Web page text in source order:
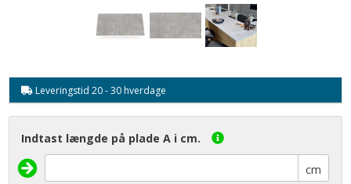
Leveringstid 20 - 30 hverdage
Indtast længde på plade A i cm.
cm